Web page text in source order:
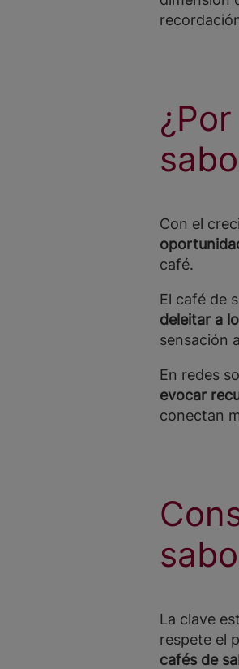
Con el
café.
El café de
deleitar a
sensación
En redes
evocar
conectan
La clave
respete el
cafés de